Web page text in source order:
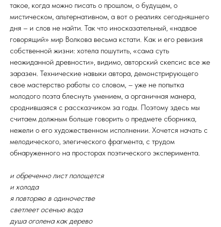
такое, когда можно писать о прошлом, о будущем, о
мистическом, альтернативном, а вот о реалиях сегодняшнего
дня – и слов не найти. Так что иносказательный, «надвое
говорящий» мир Волкова весьма кстати. Как и его ревизия
собственной жизни: хотела пошутить, «сама суть
неожиданной древности», видимо, авторский скепсис все же
заразен. Технические навыки автора, демонстрирующего
свое мастерство работы со словом, – уже не попытка
молодого поэта блеснуть умением, а органичная манера,
сроднившаяся с рассказчиком за годы. Поэтому здесь мы
считаем должным больше говорить о предмете сборника,
нежели о его художественном исполнении. Хочется начать с
мелодического, элегического фрагмента, с трудом
обнаруженного на просторах поэтического эксперимента.
и обреченно лист полощется
и холода
я повторяю в одиночестве
светлеет осенью вода
душа оголена как дерево